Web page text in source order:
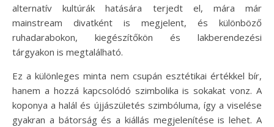
alternatív kultúrák hatására terjedt el, mára már
mainstream divatként is megjelent, és különböző
ruhadarabokon, kiegészítőkön és lakberendezési
tárgyakon is megtalálható.
Ez a különleges minta nem csupán esztétikai értékkel bír,
hanem a hozzá kapcsolódó szimbolika is sokakat vonz. A
koponya a halál és újjászületés szimbóluma, így a viselése
gyakran a bátorság és a kiállás megjelenítése is lehet. A